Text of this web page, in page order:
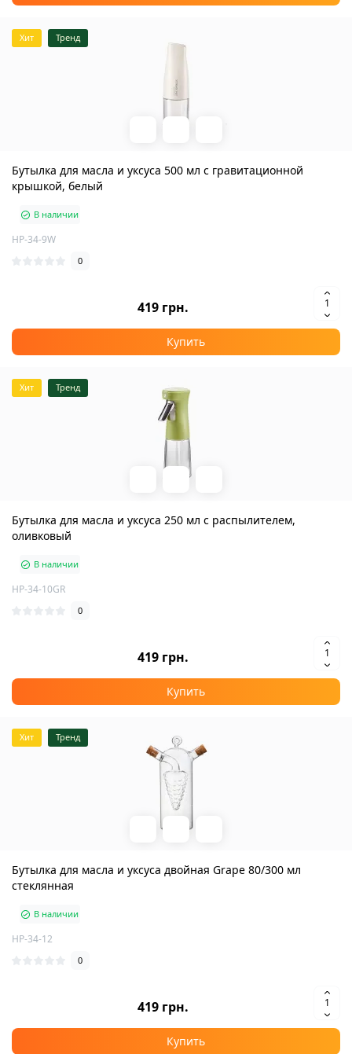
Хит Тренд
Бутылка для масла и уксуса 500 мл с гравитационной
крышкой, белый
В наличии
HP-34-9W
0
419 грн.
Купить
Хит Тренд
Бутылка для масла и уксуса 250 мл с распылителем,
оливковый
В наличии
HP-34-10GR
0
419 грн.
Купить
Хит Тренд
Бутылка для масла и уксуса двойная Grape 80/300 мл
стеклянная
В наличии
HP-34-12
0
419 грн.
Купить